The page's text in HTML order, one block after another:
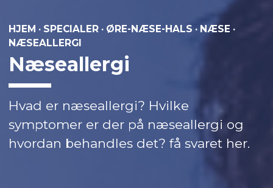
HJEM · SPECIALER · ØRE-NÆSE-HALS · NÆSE ·
NÆSEALLERGI
Næseallergi
Hvad er næseallergi? Hvilke
symptomer er der på næseallergi og
hvordan behandles det? få svaret her.